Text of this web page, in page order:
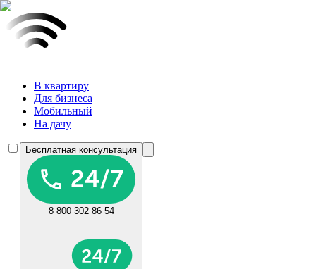
В квартиру
Для бизнеса
Мобильный
На дачу
Бесплатная консультация
8 800 302 86 54